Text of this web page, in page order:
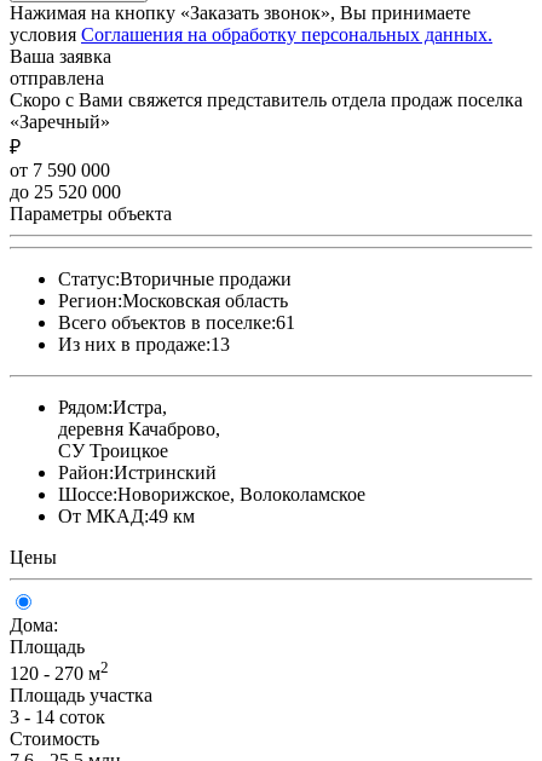
Нажимая на кнопку «Заказать звонок», Вы принимаете
условия Соглашения на обработку персональных данных.
Ваша заявка
отправлена
Скоро с Вами свяжется представитель отдела продаж поселка
«Заречный»
₽
от 7 590 000
до 25 520 000
Параметры объекта
Статус:Вторичные продажи
Регион:Московская область
Всего объектов в поселке:61
Из них в продаже:13
Рядом:Истра,
деревня Качаброво,
СУ Троицкое
Район:Истринский
Шоссе:Новорижское, Волоколамское
От МКАД:49 км
Цены
Дома:
Площадь
120 - 270 м2
Площадь участка
3 - 14 соток
Стоимость